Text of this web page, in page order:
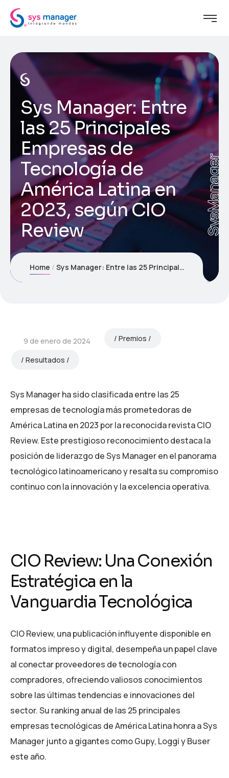
Sys Manager: Entre
las 25 Principales
Empresas de
Tecnología de
América Latina en
2023, según CIO
Review
SysManager
Home Sys Manager: Entre las 25 Principales Empresas de Tecnología de América Latina en 2023, según CIO Review
9 de enero de 2024 Premios
Resultados
Sys Manager ha sido clasificada entre las 25
empresas de tecnología más prometedoras de
América Latina en 2023 por la reconocida revista CIO
Review. Este prestigioso reconocimiento destaca la
posición de liderazgo de Sys Manager en el panorama
tecnológico latinoamericano y resalta su compromiso
continuo con la innovación y la excelencia operativa.
CIO Review: Una Conexión
Estratégica en la
Vanguardia Tecnológica
CIO Review, una publicación influyente disponible en
formatos impreso y digital, desempeña un papel clave
al conectar proveedores de tecnología con
compradores, ofreciendo valiosos conocimientos
sobre las últimas tendencias e innovaciones del
sector. Su ranking anual de las 25 principales
empresas tecnológicas de América Latina honra a Sys
Manager junto a gigantes como Gupy, Loggi y Buser
este año.